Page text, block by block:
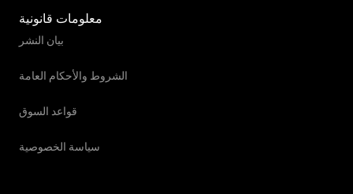
معلومات قانونية
بيان النشر
الشروط والأحكام العامة
قواعد السوق
سياسة الخصوصية